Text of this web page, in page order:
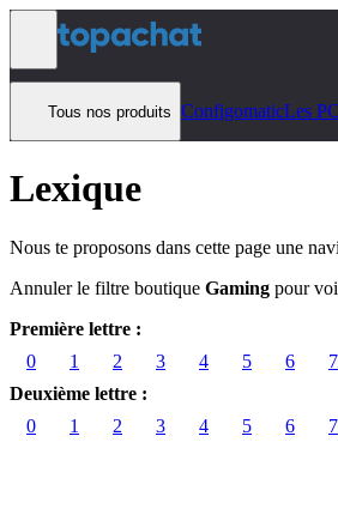
Aller au contenu
Tous nos produits ConfigomaticLes
Lexique
Nous te proposons dans cette page une
Annuler le filtre boutique Gaming pour
Première lettre :
0
1 2 3 4 5 6 7
Deuxième lettre :
0
1 2 3 4 5 6 7